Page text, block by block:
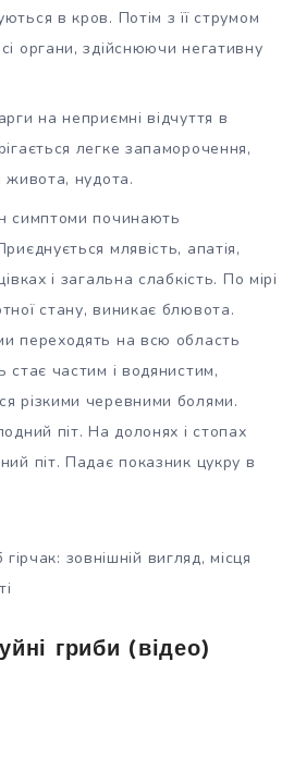
в кров. Потім з її струмом
органи, здійснюючи негативну
на неприємні відчуття в
легке запаморочення,
живота, нудота.
симптоми починають
млявість, апатія,
і загальна слабкість. По мірі
стану, виникає блювота.
переходять на всю область
стає частим і водянистим,
різкими черевними болями.
піт. На долонях і стопах
піт. Падає показник цукру в
зовнішній вигляд, місця
гриби (відео)